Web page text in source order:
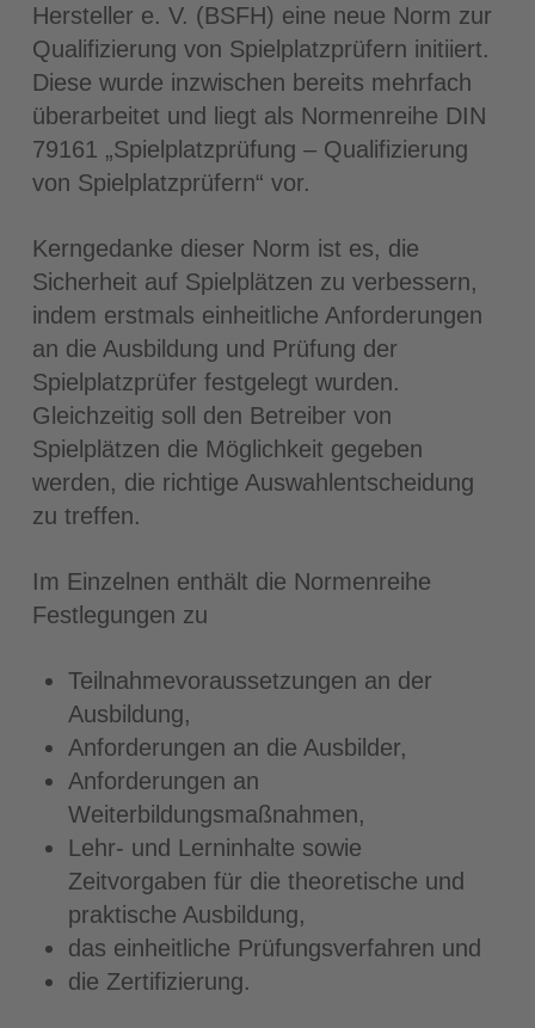
Hersteller e. V. (BSFH) eine neue Norm zur
Qualifizierung von Spielplatzprüfern initiiert.
Diese wurde inzwischen bereits mehrfach
überarbeitet und liegt als Normenreihe DIN
79161 „Spielplatzprüfung – Qualifizierung
von Spielplatzprüfern“ vor.
Kerngedanke dieser Norm ist es, die
Sicherheit auf Spielplätzen zu verbessern,
indem erstmals einheitliche Anforderungen
an die Ausbildung und Prüfung der
Spielplatzprüfer festgelegt wurden.
Gleichzeitig soll den Betreiber von
Spielplätzen die Möglichkeit gegeben
werden, die richtige Auswahlentscheidung
zu treffen.
Im Einzelnen enthält die Normenreihe
Festlegungen zu
Teilnahmevoraussetzungen an der
Ausbildung,
Anforderungen an die Ausbilder,
Anforderungen an
Weiterbildungsmaßnahmen,
Lehr- und Lerninhalte sowie
Zeitvorgaben für die theoretische und
praktische Ausbildung,
das einheitliche Prüfungsverfahren und
die Zertifizierung.